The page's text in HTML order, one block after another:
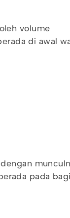
volume
di awal
dengan
pada